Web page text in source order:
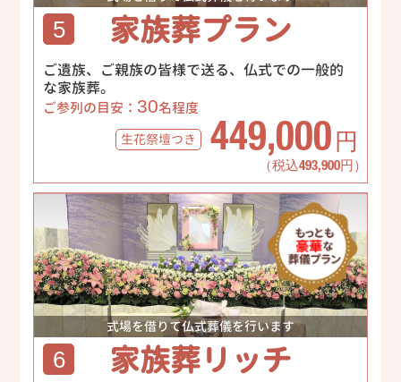
5 家族葬プラン
ご遺族、ご親族の皆様で送る、仏式での一般的
な家族葬。
ご参列の目安： 30名程度
生花祭壇つき 449,000 円
（税込493,900円）
式場を借りて仏式葬儀を行います
6 家族葬リッチ